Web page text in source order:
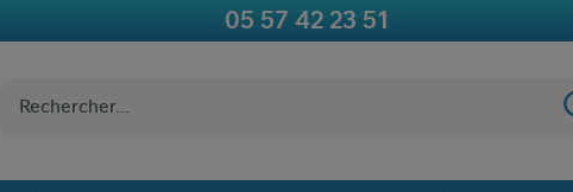
05 57 42 23 51